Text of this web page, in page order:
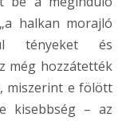
halkan morajló
tényeket és
még hozzátették
miszerint e fölött
kisebbség – az